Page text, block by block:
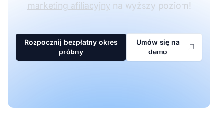
marketing afiliacyjny na wyższy poziom!
Rozpocznij bezpłatny okres
próbny
Umów się na
demo